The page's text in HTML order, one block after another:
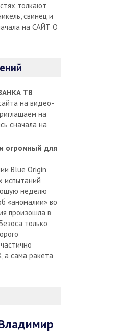
толкают
свинец и
на САЙТ О
ТВ
на видео-
на
сначала на
огромный для
Blue Origin
испытаний
неделю
«аномалии» во
произошла в
только
а сама ракета